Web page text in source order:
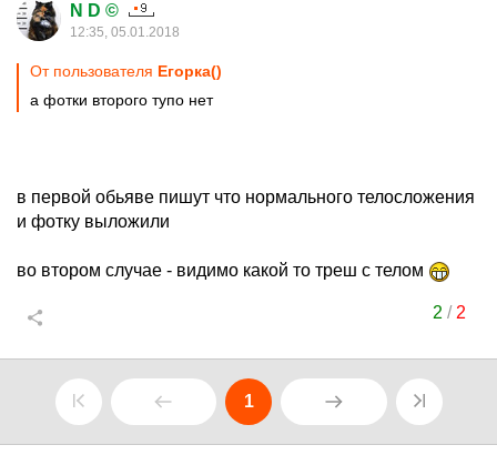
N D ©
12:35, 05.01.2018
От пользователя Егорка()
а фотки второго тупо нет
в первой обьяве пишут что нормального телосложения
и фотку выложили
во втором случае - видимо какой то треш с телом
2 / 2
1